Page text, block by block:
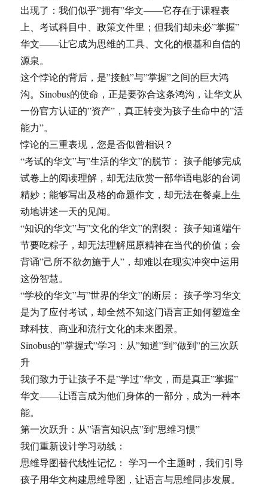
出现了：我们似乎”拥有”华文——它存在于课程表
上、考试科目中、政策文件里；但我们却未必”掌握”
华文——让它成为思维的工具、文化的根基和自信的
源泉。
这个悖论的背后，是”接触”与”掌握”之间的巨大鸿
沟。Sinobus的使命，正是要弥合这条鸿沟，让华文从
一份官方认证的”资产”，真正转变为孩子生命中的”活
能力”。
悖论的三重表现，您是否似曾相识？
“考试的华文”与”生活的华文”的脱节： 孩子能够完成
试卷上的阅读理解，却无法欣赏一部华语电影的台词
精妙；能够写出及格的命题作文，却无法在餐桌上生
动地讲述一天的见闻。
“知识的华文”与”文化的华文”的割裂： 孩子知道端午
节要吃粽子，却无法理解屈原精神在当代的价值；会
背诵”己所不欲勿施于人”，却难以在现实冲突中运用
这份智慧。
“学校的华文”与”世界的华文”的断层： 孩子学习华文
是为了应付考试，却全然不知这门语言正如何塑造全
球科技、商业和流行文化的未来图景。
Sinobus的”掌握式”学习：从”知道”到”做到”的三次跃
升
我们致力于让孩子不是”学过”华文，而是真正”掌握”
华文——让语言成为他们身体的一部分，成为一种本
能。
第一次跃升：从”语言知识点”到”思维习惯”
我们重新设计学习动线：
思维导图替代线性记忆： 学习一个主题时，我们引导
孩子用华文构建思维导图，让语言与思维同步发展。